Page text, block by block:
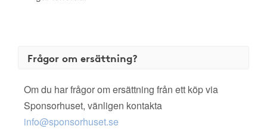
Frågor om ersättning?
Om du har frågor om ersättning från ett köp via
Sponsorhuset, vänligen kontakta
info@sponsorhuset.se